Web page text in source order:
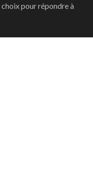
pour répondre à